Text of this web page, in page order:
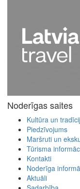
Noderīgas saites
Kultūra un
Piedzīvojums
Maršruti un
Tūrisma
Kontakti
Noderīga
Aktuāli